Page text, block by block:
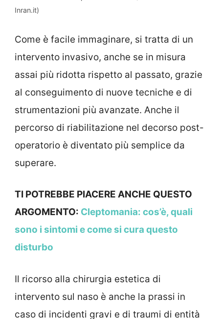
Inran.it)
Come è facile immaginare, si tratta di un
intervento invasivo, anche se in misura
assai più ridotta rispetto al passato, grazie
al conseguimento di nuove tecniche e di
strumentazioni più avanzate. Anche il
percorso di riabilitazione nel decorso post-
operatorio è diventato più semplice da
superare.
TI POTREBBE PIACERE ANCHE QUESTO
ARGOMENTO: Cleptomania: cos’è, quali
sono i sintomi e come si cura questo
disturbo
Il ricorso alla chirurgia estetica di
intervento sul naso è anche la prassi in
caso di incidenti gravi e di traumi di entità